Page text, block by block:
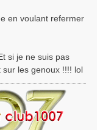
en voulant refermer
si je ne suis pas
les genoux !!!! lol